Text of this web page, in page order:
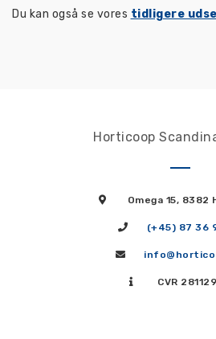
Du kan også se vores tidligere
Horticoop
Omega 15, 8382
(+45) 87 36
CVR